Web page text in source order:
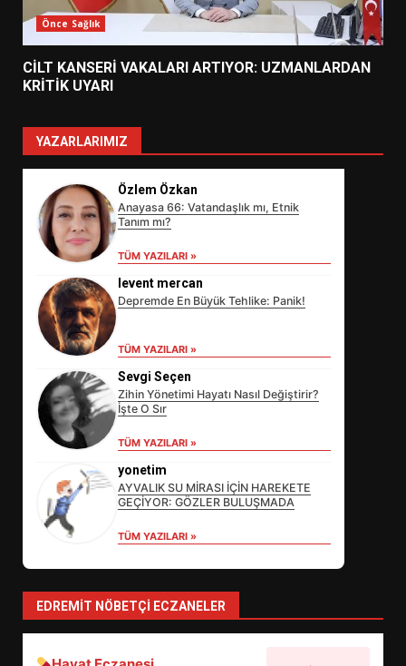
Önce Sağlık
CİLT KANSERİ VAKALARI ARTIYOR: UZMANLARDAN
KRİTİK UYARI
YAZARLARIMIZ
Özlem Özkan
Anayasa 66: Vatandaşlık mı, Etnik
Tanım mı?
TÜM YAZILARI »
levent mercan
Depremde En Büyük Tehlike: Panik!
TÜM YAZILARI »
Sevgi Seçen
Zihin Yönetimi Hayatı Nasıl Değiştirir?
İşte O Sır
TÜM YAZILARI »
yonetim
AYVALIK SU MİRASI İÇİN HAREKETE
GEÇİYOR: GÖZLER BULUŞMADA
TÜM YAZILARI »
EDREMIT NÖBETÇI ECZANELER
SÜRDÜRÜLEBİLİRLİKTE NE
DEĞİŞECEK?
EDREMİT’İN GURURU TÜRKİYE
FİNALİNDE NE BAŞARDI?
5
BALIKESİR MÜZELERİNDE SÜRE